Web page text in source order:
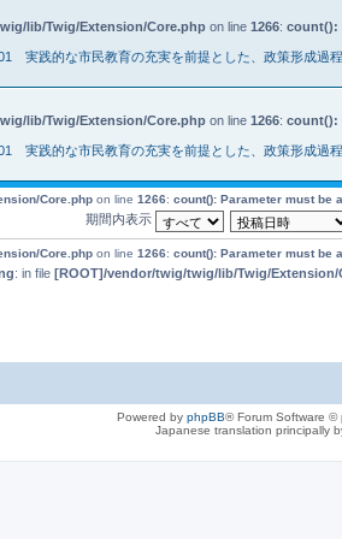
lib/Twig/Extension/Core.php on line 1266: count():
実践的な市民教育の充実を前提とした、政策形成過
lib/Twig/Extension/Core.php on line 1266: count():
実践的な市民教育の充実を前提とした、政策形成過
Core.php on line 1266: count(): Parameter must be
期間内表示
Core.php on line 1266: count(): Parameter must be
: in file [ROOT]/vendor/twig/twig/lib/Twig/Extension/
Powered by phpBB® Forum Software ©
Japanese translation principally